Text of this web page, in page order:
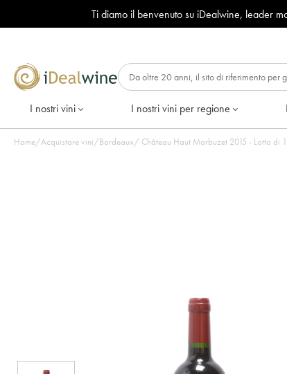
Ti diamo il benvenuto su iDealwine, leader
I nostri vini I nostri vini per regione
Home/Acquistare vini/Bordeaux/ Château Haut Marbuzet 2015